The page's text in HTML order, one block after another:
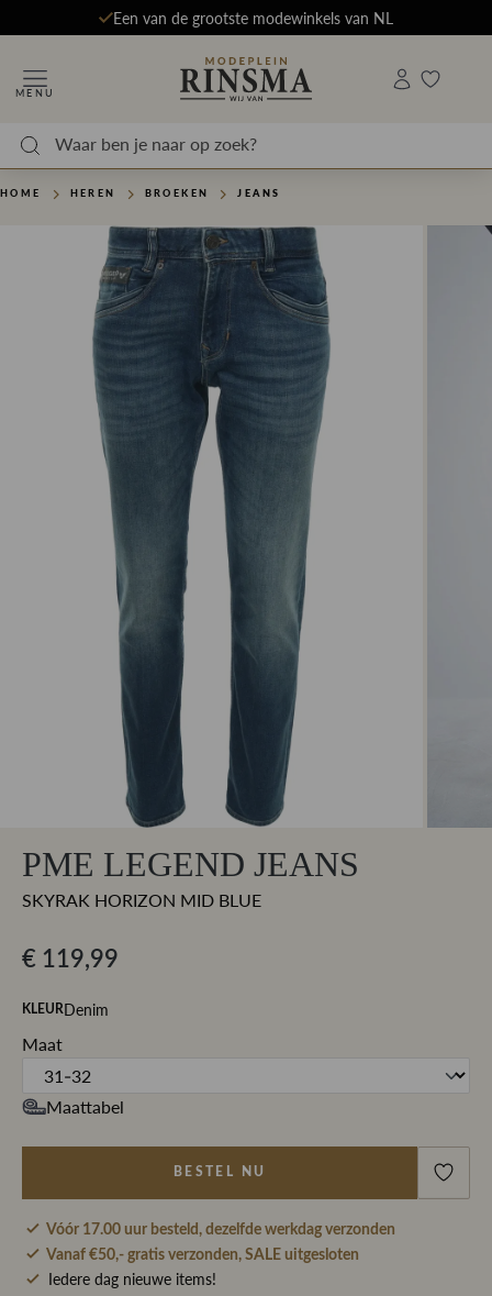
Een van de grootste modewinkels van NL
MENU
HOME HEREN BROEKEN JEANS
PME LEGEND JEANS
SKYRAK HORIZON MID BLUE
€ 119,99
KLEURDenim
Maat
Maattabel
BESTEL NU
Vóór 17.00 uur besteld, dezelfde werkdag verzonden
Vanaf €50,- gratis verzonden, SALE uitgesloten
Iedere dag nieuwe items!